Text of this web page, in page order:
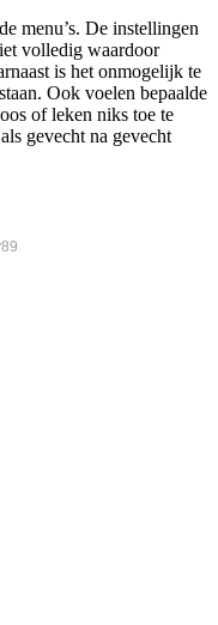
menu’s. De instellingen
volledig waardoor
is het onmogelijk te
Ook voelen bepaalde
of leken niks toe te
gevecht na gevecht